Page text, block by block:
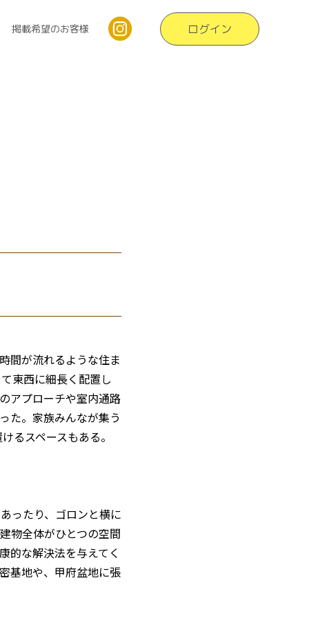
掲載希望のお客様 ログイン
間が流れるような住ま
東西に細長く配置し
アプローチや室内通路
た。家族みんなが集う
るスペースもある。
ったり、ゴロンと横に
物全体がひとつの空間
的な解決法を与えてく
基地や、甲府盆地に張